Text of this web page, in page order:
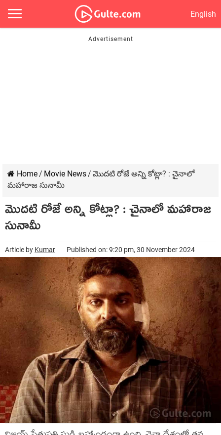
English
Home/ Movie News/ మొదటి రోజే అన్ని కోట్లా? : చైనాలో
మహారాజ సునామీ
మొదటి రోజే అన్ని కోట్లా? : చైనాలో మహారాజ
సునామీ
Article by Kumar Published on: 9:20 pm, 30 November 2024